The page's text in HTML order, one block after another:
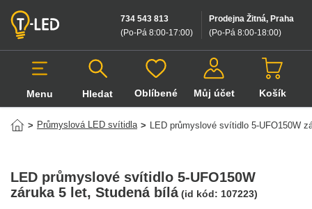
Prodejna Žitná, Praha
(Po-Pá 8:00-18:00)
734 543 813
(Po-Pá 8:00-17:00)
Menu Hledat
Hledat v produktech
Oblíbené Můj účet Košík
> Průmyslová LED svítidla > LED průmyslové svítidlo 5-UFO150W
LED průmyslové svítidlo 5-UFO150W
záruka 5 let, Studená bílá (id kód: 107223)